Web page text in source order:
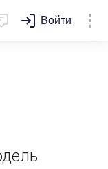
Войти